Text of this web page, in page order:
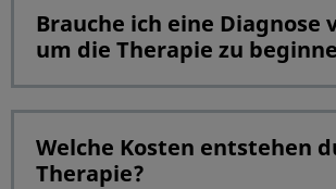
Brauche ich eine Diagnose
um die Therapie zu
Welche Kosten entstehen
Therapie?